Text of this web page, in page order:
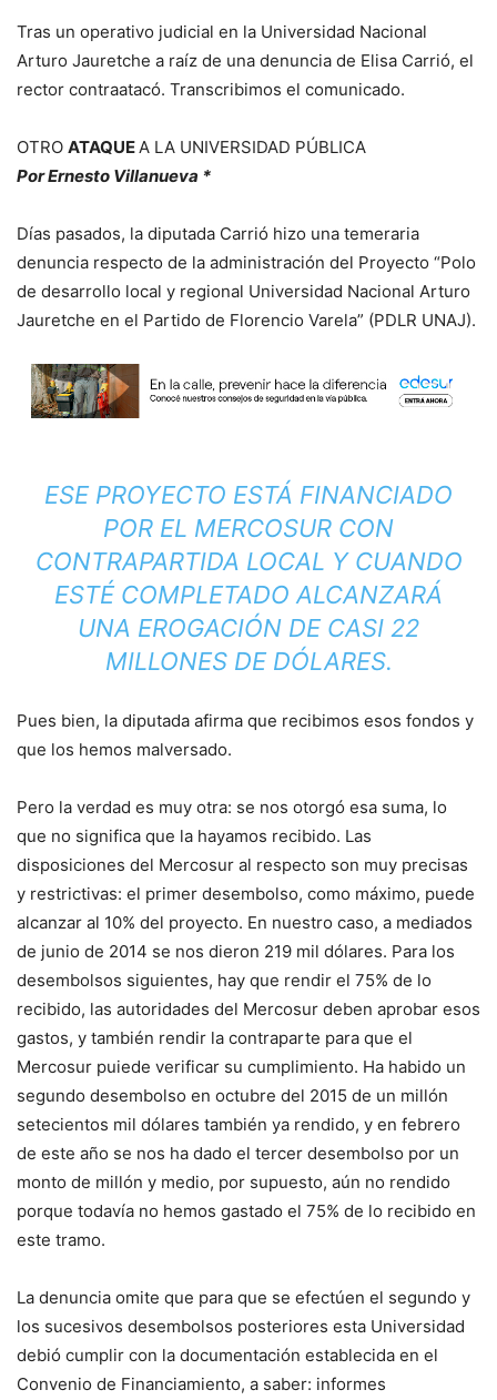
Tras un operativo judicial en la Universidad Nacional
Arturo Jauretche a raíz de una denuncia de Elisa Carrió, el
rector contraatacó. Transcribimos el comunicado.
OTRO ATAQUEA LA UNIVERSIDAD PÚBLICA
Por Ernesto Villanueva *
Días pasados, la diputada Carrió hizo una temeraria
denuncia respecto de la administración del Proyecto “Polo
de desarrollo local y regional Universidad Nacional Arturo
Jauretche en el Partido de Florencio Varela” (PDLR UNAJ).
ESE PROYECTO ESTÁ FINANCIADO
POR EL MERCOSUR CON
CONTRAPARTIDA LOCAL Y CUANDO
ESTÉ COMPLETADO ALCANZARÁ
UNA EROGACIÓN DE CASI 22
MILLONES DE DÓLARES.
Pues bien, la diputada afirma que recibimos esos fondos y
que los hemos malversado.
Pero la verdad es muy otra: se nos otorgó esa suma, lo
que no significa que la hayamos recibido. Las
disposiciones del Mercosur al respecto son muy precisas
y restrictivas: el primer desembolso, como máximo, puede
alcanzar al 10% del proyecto. En nuestro caso, a mediados
de junio de 2014 se nos dieron 219 mil dólares. Para los
desembolsos siguientes, hay que rendir el 75% de lo
recibido, las autoridades del Mercosur deben aprobar esos
gastos, y también rendir la contraparte para que el
Mercosur puiede verificar su cumplimiento. Ha habido un
segundo desembolso en octubre del 2015 de un millón
setecientos mil dólares también ya rendido, y en febrero
de este año se nos ha dado el tercer desembolso por un
monto de millón y medio, por supuesto, aún no rendido
porque todavía no hemos gastado el 75% de lo recibido en
este tramo.
La denuncia omite que para que se efectúen el segundo y
los sucesivos desembolsos posteriores esta Universidad
debió cumplir con la documentación establecida en el
Convenio de Financiamiento, a saber: informes